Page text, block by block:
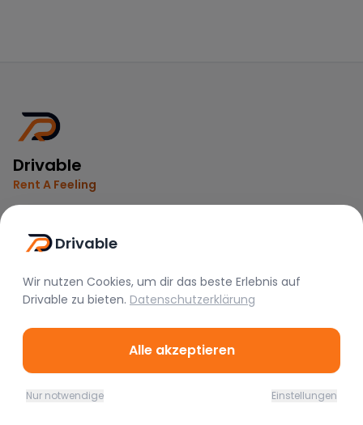
Drivable
Rent A Feeling
FAQ
Instagram
TikTok
Rechtliches
Nutzungsbedingungen
Drivable
Wir nutzen Cookies, um dir das beste Erlebnis auf
Drivable zu bieten. Datenschutzerklärung
Alle akzeptieren
Nur notwendige Einstellungen